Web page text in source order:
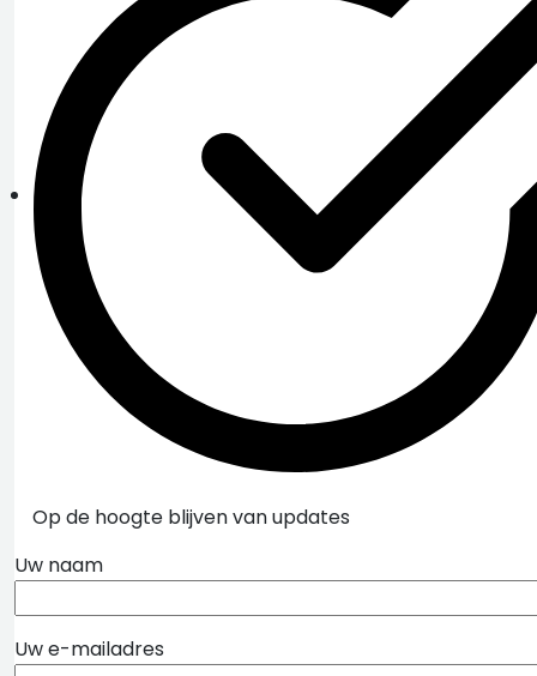
Op de hoogte blijven van updates
Uw naam
Uw e-mailadres